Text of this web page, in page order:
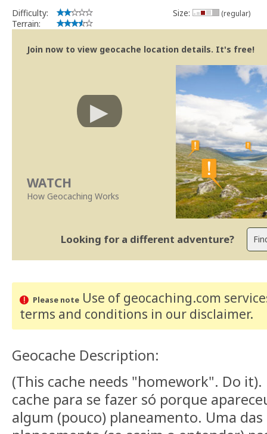
Difficulty:
Terrain:
Size: (regular)
Join now to view geocache location details. It's free!
WATCH
How Geocaching Works
Looking for a different adventure?
Please noteUse of geocaching.com
terms and conditions in our disclaimer.
Geocache Description:
(This cache needs "homework". Do it).
cache para se fazer só porque
algum (pouco) planeamento. Uma das